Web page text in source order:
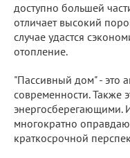
доступно большей
отличает высокий
случае удастся
отопление.
"Пассивный дом" - это
современности. Также
энергосберегающими.
многократно
краткосрочной